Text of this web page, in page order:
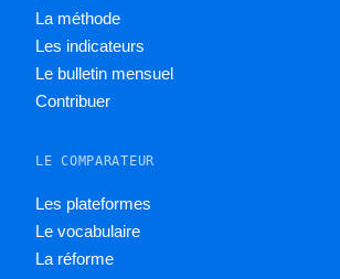
La méthode
Les indicateurs
Le bulletin mensuel
Contribuer
LE COMPARATEUR
Les plateformes
Le vocabulaire
La réforme